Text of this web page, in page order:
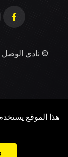
© نادي
هذا الموقع